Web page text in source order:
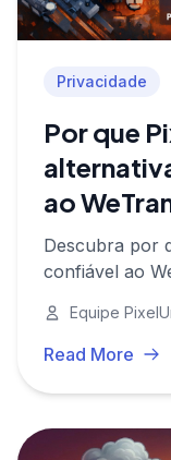
Privacidade
Por que
ao
Descubra por
confiável ao
opções
controle total
Equipe
Read More